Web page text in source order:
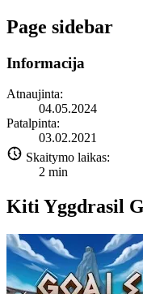
Page sidebar
Informacija
Atnaujinta:
04.05.2024
Patalpinta:
03.02.2021
Skaitymo laikas:
2 min
Kiti Yggdrasil